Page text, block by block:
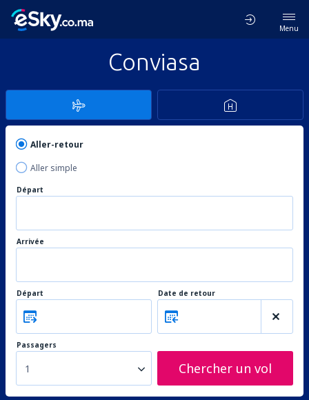
Menu
Conviasa
Aller-retour
Aller simple
Départ
Arrivée
Départ Date de retour
Passagers
1 Chercher un vol